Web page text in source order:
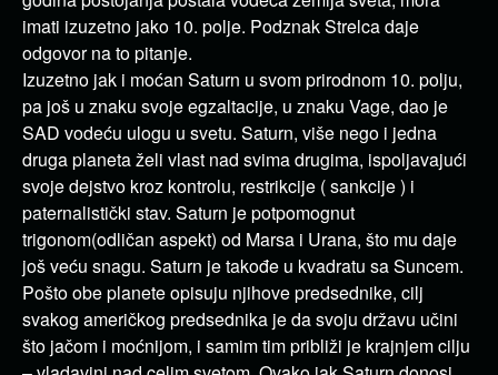
imati izuzetno jako 10. polje. Podznak Strelca daje
odgovor na to pitanje.
Izuzetno jak i moćan Saturn u svom prirodnom 10. polju,
pa još u znaku svoje egzaltacije, u znaku Vage, dao je
SAD vodeću ulogu u svetu. Saturn, više nego i jedna
druga planeta želi vlast nad svima drugima, ispoljavajući
svoje dejstvo kroz kontrolu, restrikcije ( sankcije ) i
paternalistički stav. Saturn je potpomognut
trigonom(odličan aspekt) od Marsa i Urana, što mu daje
još veću snagu. Saturn je takođe u kvadratu sa Suncem.
Pošto obe planete opisuju njihove predsednike, cilj
svakog američkog predsednika je da svoju državu učini
što jačom i moćnijom, i samim tim približi je krajnjem cilju